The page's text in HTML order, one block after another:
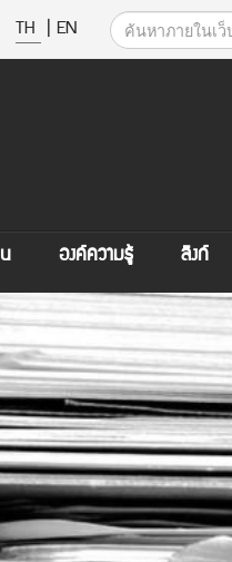
TH | EN
องค์ความรู้ ลิงก์